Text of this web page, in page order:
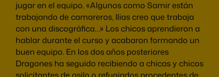
jugar en el equipo. «Algunos como Samir están
trabajando de camareros, Ilias creo que trabaja
con una discográfica…» Los chicos aprendieron a
hablar durante el curso y acabaron formando un
buen equipo. En los dos años posteriores
Dragones ha seguido recibiendo a chicas y chicos